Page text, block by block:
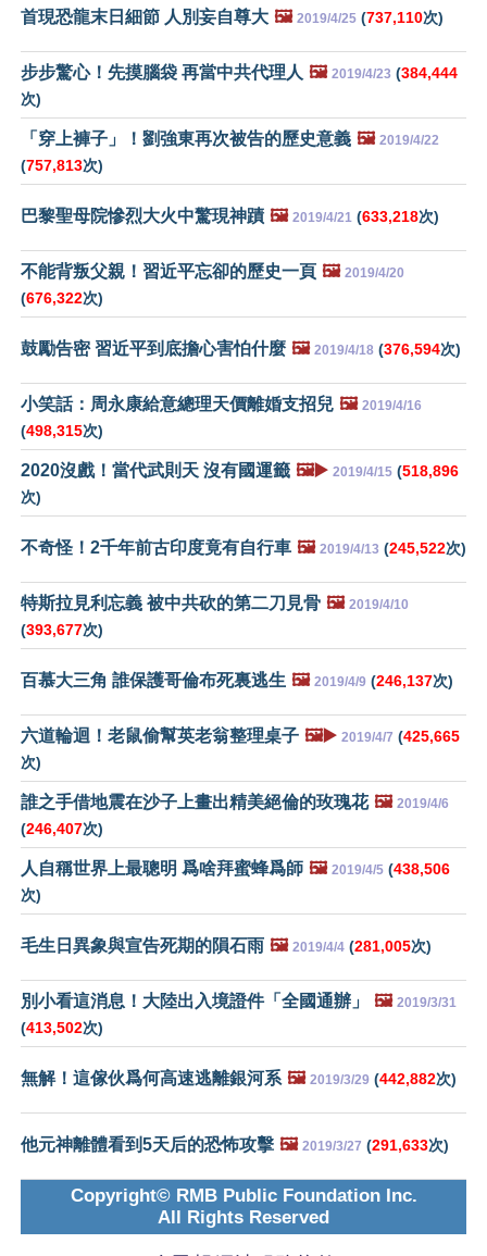
首現恐龍末日細節 人別妄自尊大 🖼️ 2019/4/25 (737,110次)
步步驚心！先摸腦袋 再當中共代理人 🖼️ 2019/4/23 (384,444
次)
「穿上褲子」！劉強東再次被告的歷史意義 🖼️ 2019/4/22
(757,813次)
巴黎聖母院慘烈大火中驚現神蹟 🖼️ 2019/4/21 (633,218次)
不能背叛父親！習近平忘卻的歷史一頁 🖼️ 2019/4/20
(676,322次)
鼓勵告密 習近平到底擔心害怕什麼 🖼️ 2019/4/18 (376,594次)
小笑話：周永康給意總理天價離婚支招兒 🖼️ 2019/4/16
(498,315次)
2020沒戲！當代武則天 沒有國運籤 🖼️▶️ 2019/4/15 (518,896
次)
不奇怪！2千年前古印度竟有自行車 🖼️ 2019/4/13 (245,522次)
特斯拉見利忘義 被中共砍的第二刀見骨 🖼️ 2019/4/10
(393,677次)
百慕大三角 誰保護哥倫布死裏逃生 🖼️ 2019/4/9 (246,137次)
六道輪迴！老鼠偷幫英老翁整理桌子 🖼️▶️ 2019/4/7 (425,665
次)
誰之手借地震在沙子上畫出精美絕倫的玫瑰花 🖼️ 2019/4/6
(246,407次)
人自稱世界上最聰明 爲啥拜蜜蜂爲師 🖼️ 2019/4/5 (438,506
次)
毛生日異象與宣告死期的隕石雨 🖼️ 2019/4/4 (281,005次)
別小看這消息！大陸出入境證件「全國通辦」 🖼️ 2019/3/31
(413,502次)
無解！這傢伙爲何高速逃離銀河系 🖼️ 2019/3/29 (442,882次)
他元神離體看到5天后的恐怖攻擊 🖼️ 2019/3/27 (291,633次)
Copyright© RMB Public Foundation Inc.
All Rights Reserved